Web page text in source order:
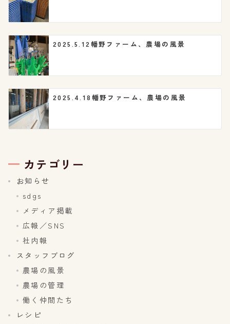
2025.5.12幡野ファーム、農場の風景
2025.4.18幡野ファーム、農場の風景
カテゴリー
お知らせ
sdgs
メディア掲載
広報／SNS
社内報
スタッフブログ
農場の風景
農場の管理
働く仲間たち
レシピ